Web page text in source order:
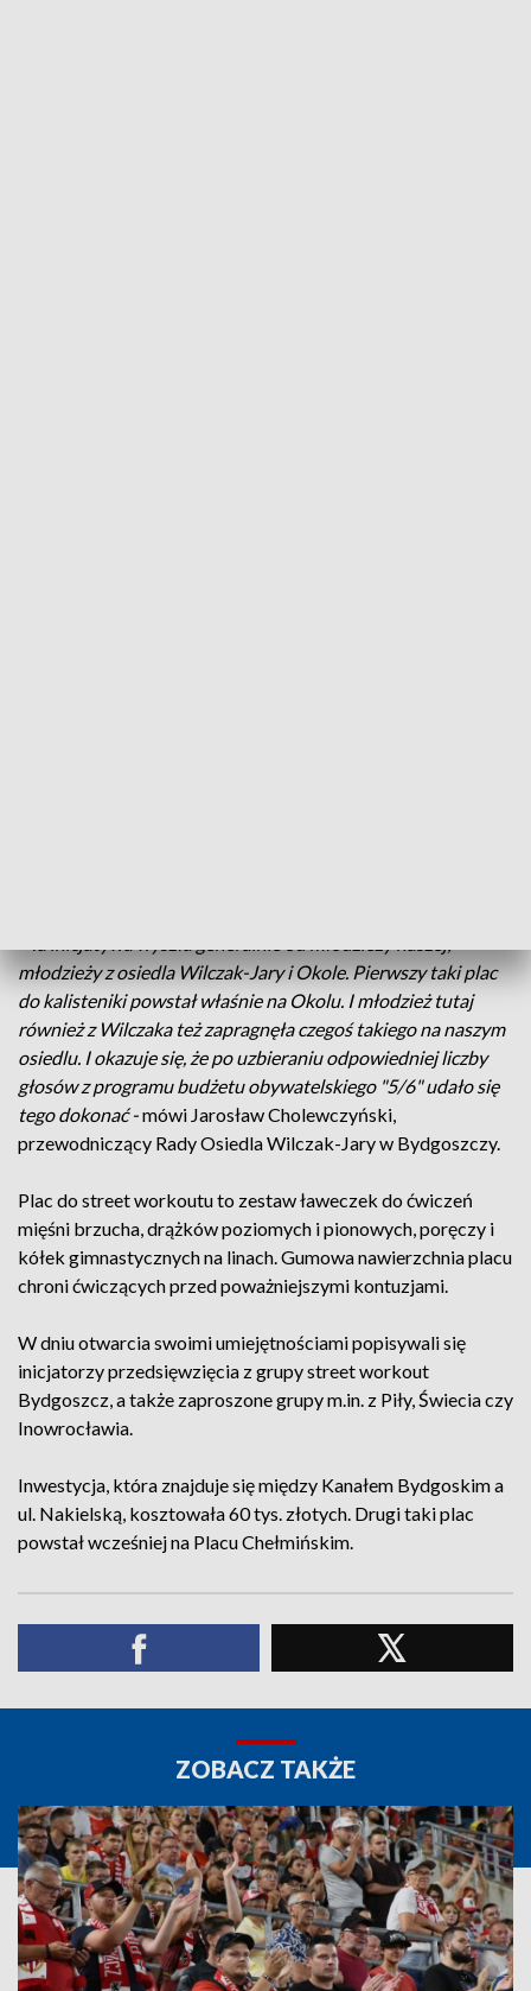
młodzieży z osiedla Wilczak-Jary i Okole. Pierwszy taki plac
do kalisteniki powstał właśnie na Okolu. I młodzież tutaj
również z Wilczaka też zapragnęła czegoś takiego na naszym
osiedlu. I okazuje się, że po uzbieraniu odpowiedniej liczby
głosów z programu budżetu obywatelskiego "5/6" udało się
tego dokonać -mówi Jarosław Cholewczyński,
przewodniczący Rady Osiedla Wilczak-Jary w Bydgoszczy.
Plac do street workoutu to zestaw ławeczek do ćwiczeń
mięśni brzucha, drążków poziomych i pionowych, poręczy i
kółek gimnastycznych na linach. Gumowa nawierzchnia placu
chroni ćwiczących przed poważniejszymi kontuzjami.
W dniu otwarcia swoimi umiejętnościami popisywali się
inicjatorzy przedsięwzięcia z grupy street workout
Bydgoszcz, a także zaproszone grupy m.in. z Piły, Świecia czy
Inowrocławia.
Inwestycja, która znajduje się między Kanałem Bydgoskim a
ul. Nakielską, kosztowała 60 tys. złotych. Drugi taki plac
powstał wcześniej na Placu Chełmińskim.
ZOBACZ TAKŻE